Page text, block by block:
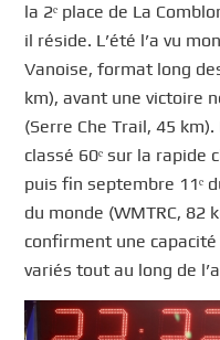
la 2ᵉ place de La
il réside. L’été l’a vu
Vanoise, format long
km), avant une victoire
(Serre Che Trail, 45
classé 60ᵉ sur la rapide
puis fin septembre 11ᵉ
du monde (WMTRC, 82
confirment une
variés tout au long de